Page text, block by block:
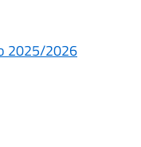
2025/2026